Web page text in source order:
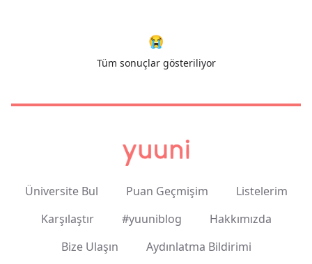
😭
Tüm sonuçlar gösteriliyor
Üniversite Bul Puan Geçmişim
Listelerim
Karşılaştır
#yuuniblog
Hakkımızda
Bize Ulaşın
Aydınlatma Bildirimi